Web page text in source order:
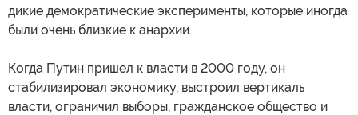
дикие демократические эксперименты, которые иногда
были очень близкие к анархии.
Когда Путин пришел к власти в 2000 году, он
стабилизировал экономику, выстроил вертикаль
власти, ограничил выборы, гражданское общество и